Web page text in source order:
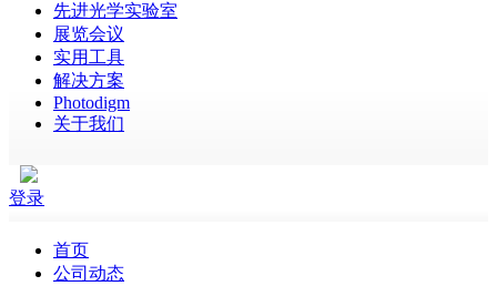
先进光学实验室
展览会议
实用工具
解决方案
Photodigm
关于我们
登录
首页
公司动态